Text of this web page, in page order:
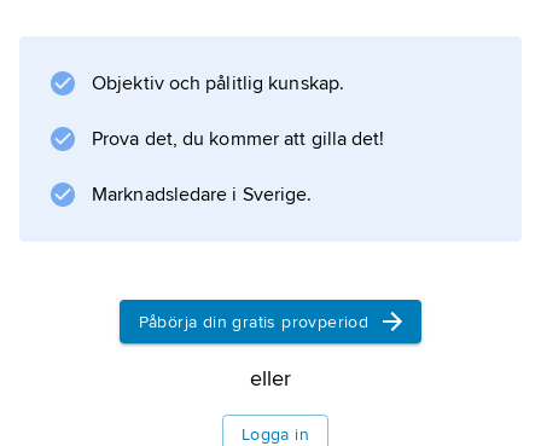
Objektiv och pålitlig kunskap.
Prova det, du kommer att gilla det!
Marknadsledare i Sverige.
Påbörja din gratis provperiod
eller
Logga in